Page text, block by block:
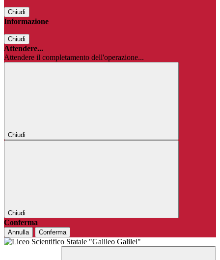
Chiudi
Informazione
Chiudi
Attendere...
Attendere il completamento dell'operazione...
Chiudi
Chiudi
Conferma
Annulla Conferma